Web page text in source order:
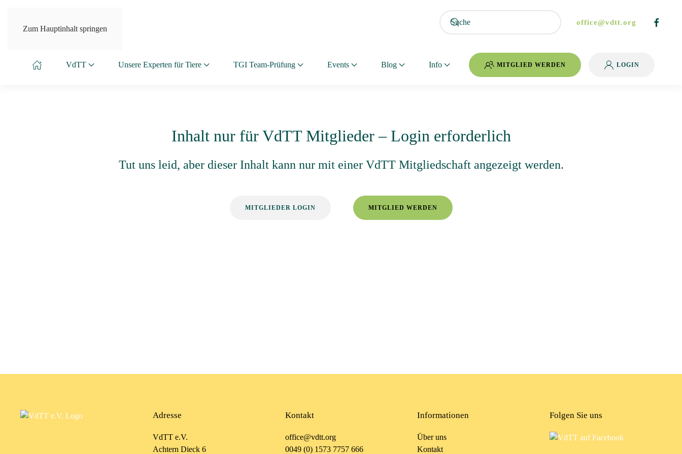
Zum Hauptinhalt springen
office@vdtt.org
VdTT Unsere Experten für Tiere TGI Team-Prüfung Events Blog Info MITGLIED WERDEN LOGIN
Inhalt nur für VdTT Mitglieder – Login erforderlich
Tut uns leid, aber dieser Inhalt kann nur mit einer VdTT Mitgliedschaft angezeigt werden.
MITGLIEDER LOGIN MITGLIED WERDEN
Adresse
VdTT e.V.
Achtern Dieck 6
Informationen
Über uns
Kontakt
Kontakt
office@vdtt.org
0049 (0) 1573 7757 666
Folgen Sie uns